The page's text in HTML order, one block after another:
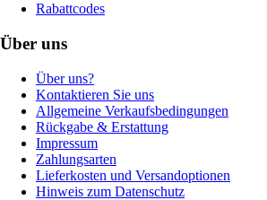
Rabattcodes
Über uns
Über uns?
Kontaktieren Sie uns
Allgemeine Verkaufsbedingungen
Rückgabe & Erstattung
Impressum
Zahlungsarten
Lieferkosten und Versandoptionen
Hinweis zum Datenschutz